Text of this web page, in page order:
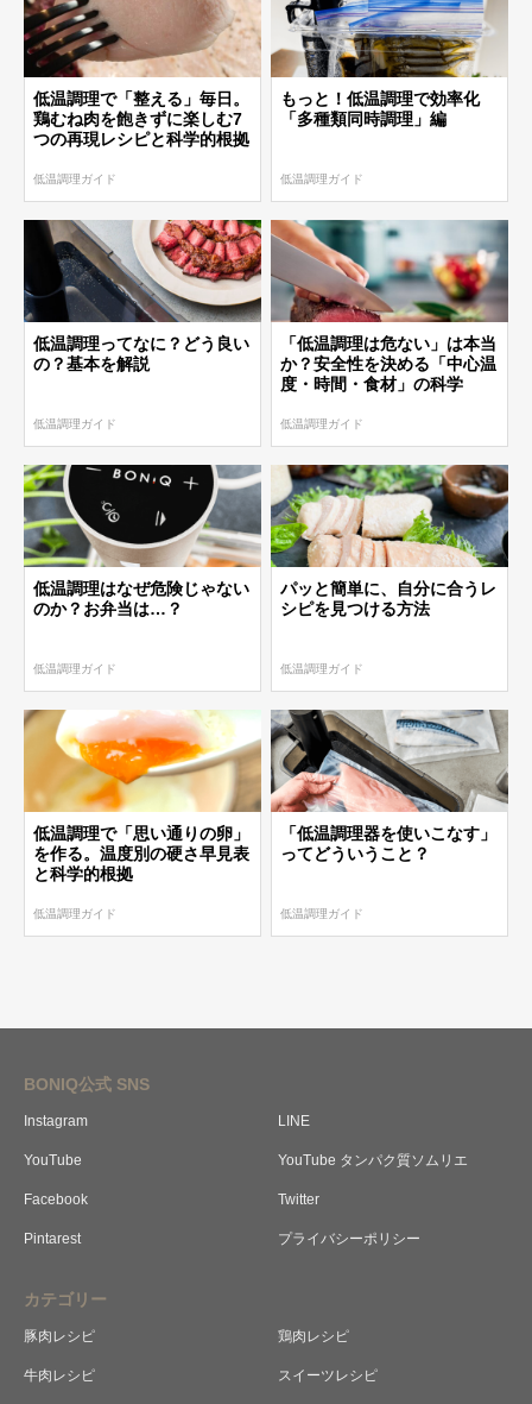
低温調理で「整える」毎日。
鶏むね肉を飽きずに楽しむ7
つの再現レシピと科学的根拠
低温調理ガイド
もっと！低温調理で効率化
「多種類同時調理」編
低温調理ガイド
低温調理ってなに？どう良い
の？基本を解説
低温調理ガイド
「低温調理は危ない」は本当
か？安全性を決める「中心温
度・時間・食材」の科学
低温調理ガイド
低温調理はなぜ危険じゃない
のか？お弁当は…？
低温調理ガイド
パッと簡単に、自分に合うレ
シピを見つける方法
低温調理ガイド
低温調理で「思い通りの卵」
を作る。温度別の硬さ早見表
と科学的根拠
低温調理ガイド
「低温調理器を使いこなす」
ってどういうこと？
低温調理ガイド
BONIQ公式 SNS
Instagram LINE
YouTube YouTube タンパク質ソムリエ
Facebook Twitter
Pintarest プライバシーポリシー
カテゴリー
豚肉レシピ 鶏肉レシピ
牛肉レシピ スイーツレシピ